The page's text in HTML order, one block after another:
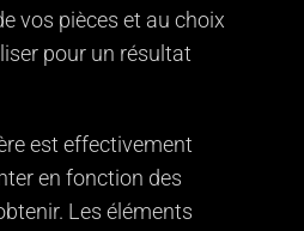
vos pièces et au choix
pour un résultat
est effectivement
en fonction des
Les éléments